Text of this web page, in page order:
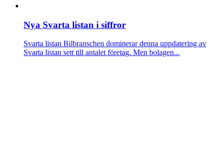
Nya Svarta listan i siffror
Svarta listan Bilbranschen dominerar denna uppdatering av
Svarta listan sett till antalet företag. Men bolagen...